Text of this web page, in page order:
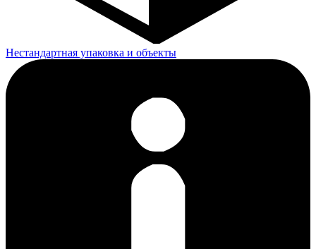
Нестандартная упаковка и объекты